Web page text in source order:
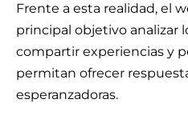
Frente a esta realidad, el
principal objetivo analizar
compartir experiencias y
permitan ofrecer
esperanzadoras.